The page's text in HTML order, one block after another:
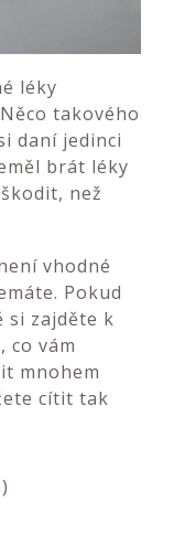
léky
takového
daní jedinci
brát léky
než
vhodné
Pokud
si zajděte k
co vám
mnohem
cítit tak